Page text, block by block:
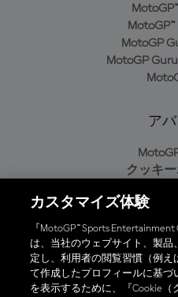
MotoGP
MotoGP
ア
クッキ
プライバシ
購入
オフィシ
カスタマイズ体験
『MotoGP™ Sports
は、当社のウェブサイト、製品
定し、利用者の閲覧習慣（例
て作成したプロフィールに基
を表示するために、『Cookie（